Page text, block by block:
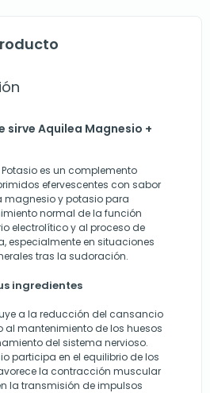
sirve Aquilea Magnesio +
es un complemento
efervescentes con sabor
magnesio y potasio para
normal de la función
electrolítico y al proceso de
especialmente en situaciones
tras la sudoración.
ingredientes
a la reducción del cansancio
mantenimiento de los huesos
del sistema nervioso.
participa en el equilibrio de los
la contracción muscular
la transmisión de impulsos